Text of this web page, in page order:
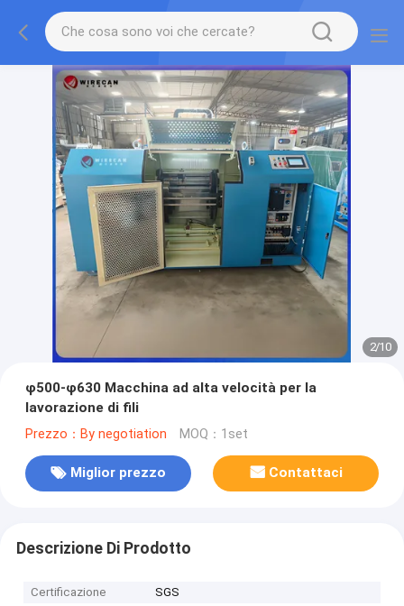
2/10
φ500-φ630 Macchina ad alta velocità per la
lavorazione di fili
Prezzo：By negotiation MOQ：1set
Miglior prezzo Contattaci
Descrizione Di Prodotto
Certificazione
SGS